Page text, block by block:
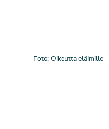
Foto: Oikeutta eläimille